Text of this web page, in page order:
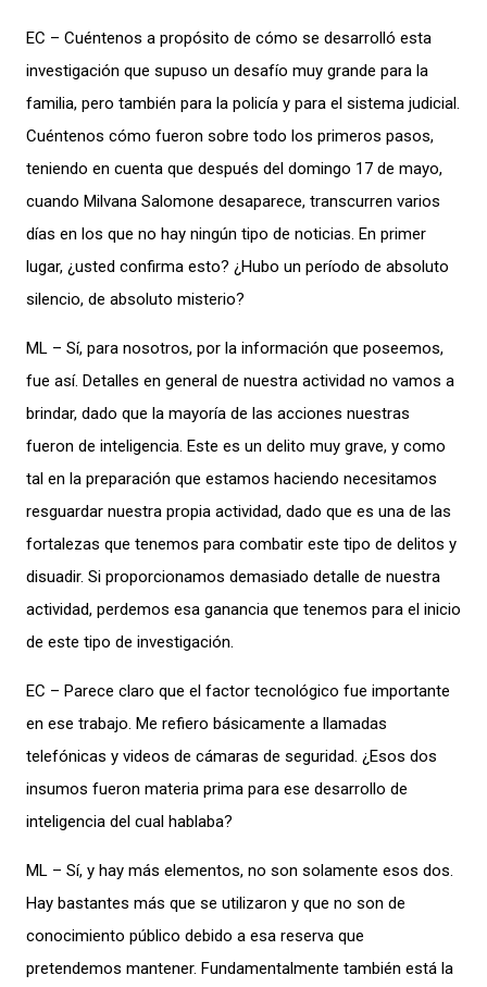
EC – Cuéntenos a propósito de cómo se desarrolló esta
investigación que supuso un desafío muy grande para la
familia, pero también para la policía y para el sistema judicial.
Cuéntenos cómo fueron sobre todo los primeros pasos,
teniendo en cuenta que después del domingo 17 de mayo,
cuando Milvana Salomone desaparece, transcurren varios
días en los que no hay ningún tipo de noticias. En primer
lugar, ¿usted confirma esto? ¿Hubo un período de absoluto
silencio, de absoluto misterio?
ML – Sí, para nosotros, por la información que poseemos,
fue así. Detalles en general de nuestra actividad no vamos a
brindar, dado que la mayoría de las acciones nuestras
fueron de inteligencia. Este es un delito muy grave, y como
tal en la preparación que estamos haciendo necesitamos
resguardar nuestra propia actividad, dado que es una de las
fortalezas que tenemos para combatir este tipo de delitos y
disuadir. Si proporcionamos demasiado detalle de nuestra
actividad, perdemos esa ganancia que tenemos para el inicio
de este tipo de investigación.
EC – Parece claro que el factor tecnológico fue importante
en ese trabajo. Me refiero básicamente a llamadas
telefónicas y videos de cámaras de seguridad. ¿Esos dos
insumos fueron materia prima para ese desarrollo de
inteligencia del cual hablaba?
ML – Sí, y hay más elementos, no son solamente esos dos.
Hay bastantes más que se utilizaron y que no son de
conocimiento público debido a esa reserva que
pretendemos mantener. Fundamentalmente también está la